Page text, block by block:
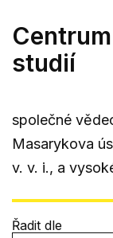
studií
společné
Masarykova
v. v. i., a
Řadit dle